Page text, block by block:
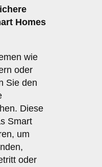
Homes
wie
oder
Sie den
Diese
Smart
um
oder